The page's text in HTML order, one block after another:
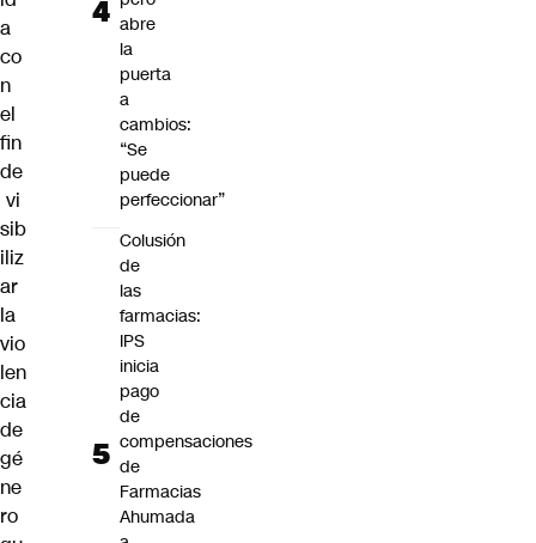
a
co
n
el
fin
de
vi
sib
iliz
ar
la
vio
len
cia
de
gé
ne
ro
abre
la
puerta
a
cambios:
“Se
puede
perfeccionar”
Colusión
de
las
farmacias:
IPS
inicia
pago
de
compensaciones
de
Farmacias
Ahumada